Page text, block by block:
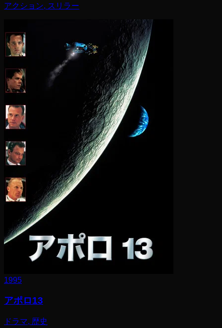
アクション, スリラー
1995
アポロ13
ドラマ, 歴史